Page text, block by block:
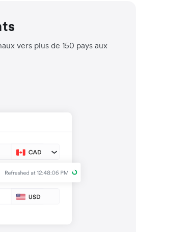
vers plus de 150 pays aux